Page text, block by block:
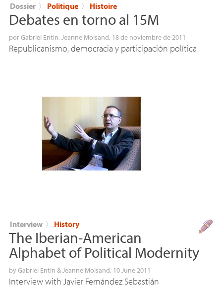
Dossier 〉 Politique 〉 Histoire
Debates en torno al 15M
porGabriel Entin, Jeanne Moisand, 18 de noviembre de 2011
Republicanismo, democracia y participación política
Interview 〉 History
The Iberian-American
Alphabet of Political Modernity
byGabriel Entin &Jeanne Moisand, 10 June 2011
Interview with Javier Fernández Sebastián